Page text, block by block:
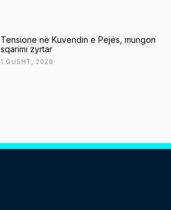
Tensione në Kuvendin e Pejës, mungon
sqarimi zyrtar
1 GUSHT, 2026